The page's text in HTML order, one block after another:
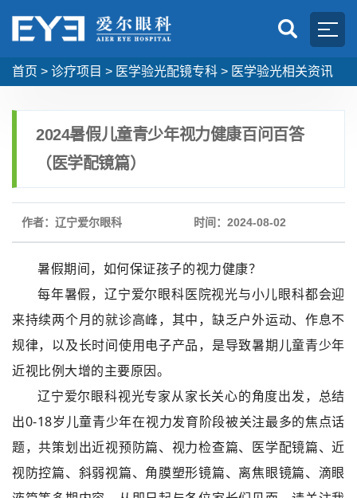
首页 > 诊疗项目 > 医学验光配镜专科 > 医学验光相关资讯
2024暑假儿童青少年视力健康百问百答
（医学配镜篇）
作者：辽宁爱尔眼科 时间：2024-08-02
暑假期间，如何保证孩子的视力健康？
每年暑假，辽宁爱尔眼科医院视光与小儿眼科都会迎
来持续两个月的就诊高峰，其中，缺乏户外运动、作息不
规律，以及长时间使用电子产品，是导致暑期儿童青少年
近视比例大增的主要原因。
辽宁爱尔眼科视光专家从家长关心的角度出发，总结
出0-18岁儿童青少年在视力发育阶段被关注最多的焦点话
题，共策划出近视预防篇、视力检查篇、医学配镜篇、近
视防控篇、斜弱视篇、角膜塑形镜篇、离焦眼镜篇、滴眼